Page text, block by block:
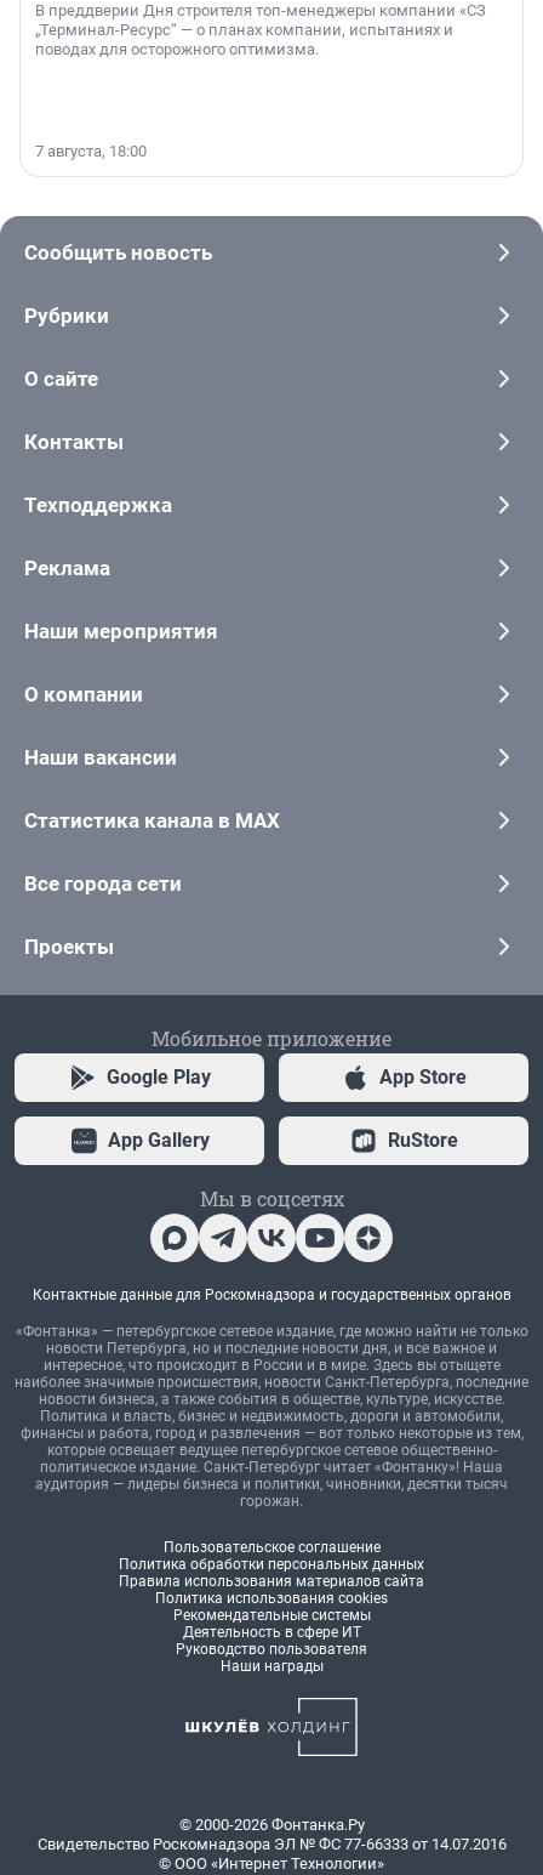
В преддверии Дня строителя топ-менеджеры компании «СЗ
„Терминал-Ресурс“ — о планах компании, испытаниях и
поводах для осторожного оптимизма.
7 августа, 18:00
Сообщить новость
Рубрики
О сайте
Контакты
Техподдержка
Реклама
Наши мероприятия
О компании
Наши вакансии
Статистика канала в MAX
Все города сети
Проекты
Мобильное приложение
Google Play App Store
App Gallery RuStore
Мы в соцсетях
Контактные данные для Роскомнадзора и государственных органов
«Фонтанка» — петербургское сетевое издание, где можно найти не только
новости Петербурга, но и последние новости дня, и все важное и
интересное, что происходит в России и в мире. Здесь вы отыщете
наиболее значимые происшествия, новости Санкт-Петербурга, последние
новости бизнеса, а также события в обществе, культуре, искусстве.
Политика и власть, бизнес и недвижимость, дороги и автомобили,
финансы и работа, город и развлечения — вот только некоторые из тем,
которые освещает ведущее петербургское сетевое общественно-
политическое издание. Санкт-Петербург читает «Фонтанку»! Наша
аудитория — лидеры бизнеса и политики, чиновники, десятки тысяч
горожан.
Пользовательское соглашение
Политика обработки персональных данных
Правила использования материалов сайта
Политика использования cookies
Рекомендательные системы
Деятельность в сфере ИТ
Руководство пользователя
Наши награды
© 2000-2026 Фонтанка.Ру
Свидетельство Роскомнадзора ЭЛ № ФС 77-66333 от 14.07.2016
© ООО «Интернет Технологии»